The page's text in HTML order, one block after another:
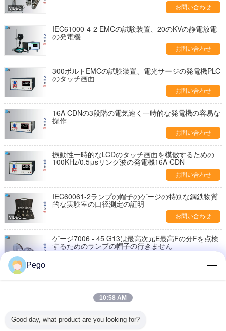
お問い合わせ
IEC61000-4-2 EMCの試験装置、20のKVの静電放電
の発電機
お問い合わせ
300ボルトEMCの試験装置、電光サージの発電機PLC
のタッチ画面
お問い合わせ
16A CDNの3段階の電気速く一時的な発電機の容易な
操作
お問い合わせ
振動性一時的なLCDのタッチ画面を模倣するための
100KHz/0.5μsリング波の発電機16A CDN
お問い合わせ
IEC60061-2ランプの帽子のゲージの特別な鋼鉄物質
的な実験室の口径測定の証明
お問い合わせ
ゲージ7006 - 45 G13は最高次元E最高Fの分Fを点検
するためのランプの帽子の行きません
ステンレス鋼ランプの帽子のゲージは、缶承認される
高密度ランプはテストの基盤にゲージ行きますPin適
Pego
10:58 AM
Good day, what product are you looking for?